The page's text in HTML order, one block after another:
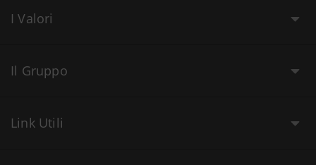
I Valori
Il Gruppo
Link Utili